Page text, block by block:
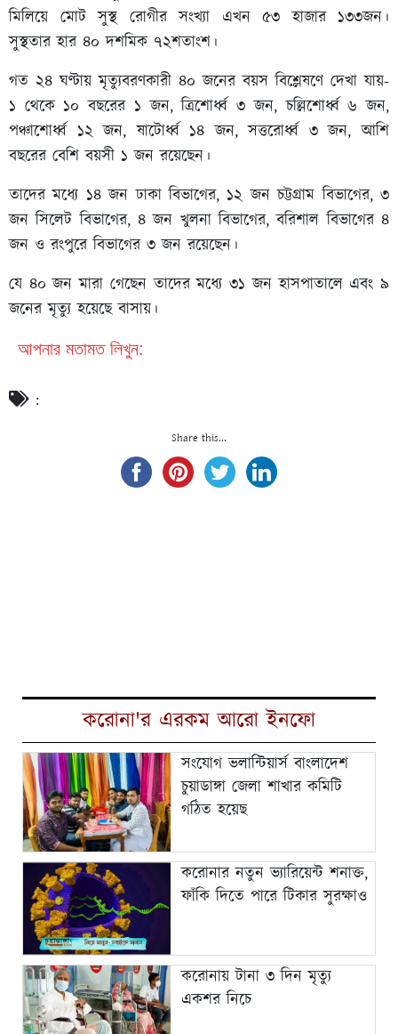
মিলিয়ে মোট সুস্থ রোগীর সংখ্যা এখন ৫৩ হাজার ১৩৩জন।
সুস্থতার হার ৪০ দশমিক ৭২শতাংশ।
গত ২৪ ঘণ্টায় মৃত্যুবরণকারী ৪০ জনের বয়স বিশ্লেষণে দেখা যায়-
১ থেকে ১০ বছরের ১ জন, ত্রিশোর্ধ্ব ৩ জন, চল্লিশোর্ধ্ব ৬ জন,
পঞ্চাশোর্ধ্ব ১২ জন, ষাটোর্ধ্ব ১৪ জন, সত্তরোর্ধ্ব ৩ জন, আশি
বছরের বেশি বয়সী ১ জন রয়েছেন।
তাদের মধ্যে ১৪ জন ঢাকা বিভাগের, ১২ জন চট্টগ্রাম বিভাগের, ৩
জন সিলেট বিভাগের, ৪ জন খুলনা বিভাগের, বরিশাল বিভাগের ৪
জন ও রংপুরে বিভাগের ৩ জন রয়েছেন।
যে ৪০ জন মারা গেছেন তাদের মধ্যে ৩১ জন হাসপাতালে এবং ৯
জনের মৃত্যু হয়েছে বাসায়।
আপনার মতামত লিখুন:
:
Share this...
করোনা'র এরকম আরো ইনফো
সংযোগ ভলান্টিয়ার্স বাংলাদেশ
চুয়াডাঙ্গা জেলা শাখার কমিটি
গঠিত হয়েছ
করোনার নতুন ভ্যারিয়েন্ট শনাক্ত,
ফাঁকি দিতে পারে টিকার সুরক্ষাও
করোনায় টানা ৩ দিন মৃত্যু
একশর নিচে